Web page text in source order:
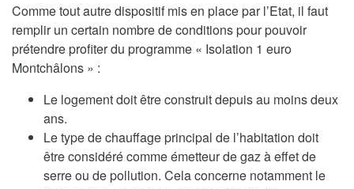
Comme tout autre dispositif mis en place par l’Etat, il faut
remplir un certain nombre de conditions pour pouvoir
prétendre profiter du programme « Isolation 1 euro
Montchâlons » :
Le logement doit être construit depuis au moins deux
ans.
Le type de chauffage principal de l’habitation doit
être considéré comme émetteur de gaz à effet de
serre ou de pollution. Cela concerne notamment le